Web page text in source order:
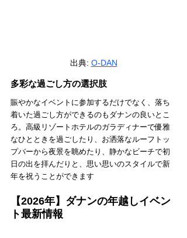
出典: O-DAN
多彩な過ごし方の選択肢
賑やかなイベントに参加するだけでなく、落ち
着いた過ごし方ができるのもダナンの良いとこ
ろ。高級リゾートホテルのガラディナーで優雅
なひとときを過ごしたり、お洒落なルーフトッ
プバーから夜景を眺めたり、静かなビーチで初
日の出を拝んだりと、思い思いのスタイルで新
年を祝うことができます
【2026年】ダナンの年越しイベン
ト最新情報